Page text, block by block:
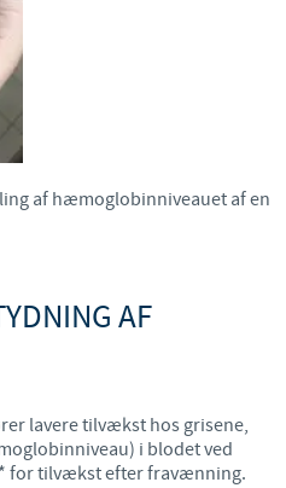
af hæmoglobinniveauet af en
AF
lavere tilvækst hos grisene,
i blodet ved
for tilvækst efter fravænning.